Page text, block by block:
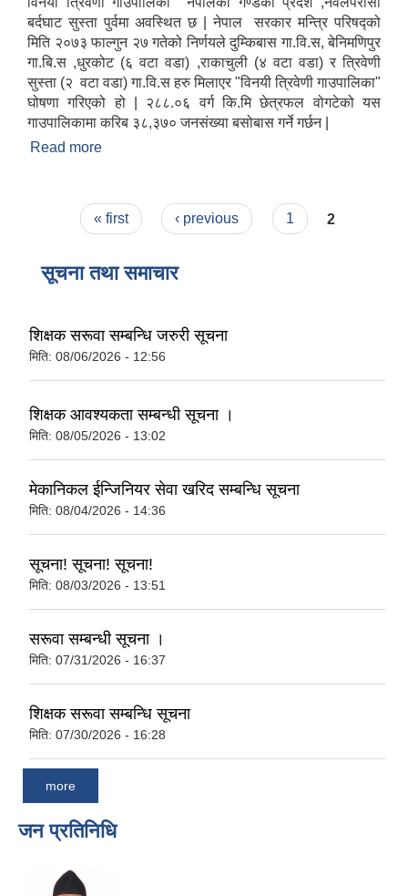
बर्दघाट सुस्ता पुर्वमा अवस्थित छ | नेपाल सरकार मन्त्रि परिषद्को
मिति २०७३ फाल्गुन २७ गतेको निर्णयले दुम्किबास गा.वि.स, बेनिमणिपुर
गा.बि.स ,धुरकोट (६ वटा वडा) ,राकाचुली (४ वटा वडा) र त्रिवेणी
सुस्ता (२ वटा वडा) गा.वि.स हरु मिलाएर "विनयी त्रिवेणी गाउपालिका"
घोषणा गरिएको हो | २८८.०६ वर्ग कि.मि छेत्रफल वोगटेको यस
गाउपालिकामा करिब ३८,३७० जनसंख्या बसोबास गर्ने गर्छन |
Read more
Pages« first ‹ previous 1 2
सूचना तथा समाचार
शिक्षक सरूवा सम्बन्धि जरुरी सूचना
मिति: 08/06/2026 - 12:56
शिक्षक आवश्यकता सम्बन्धी सूचना ।
मिति: 08/05/2026 - 13:02
मेकानिकल ईन्जिनियर सेवा खरिद सम्बन्धि सूचना
मिति: 08/04/2026 - 14:36
सूचना! सूचना! सूचना!
मिति: 08/03/2026 - 13:51
सरूवा सम्बन्धी सूचना ।
मिति: 07/31/2026 - 16:37
शिक्षक सरूवा सम्बन्धि सूचना
मिति: 07/30/2026 - 16:28
more
जन प्रतिनिधि